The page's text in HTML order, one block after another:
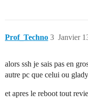
Prof_Techno Janvier
3
alors ssh je sais pas en
autre pc que celui ou
et apres le reboot tout